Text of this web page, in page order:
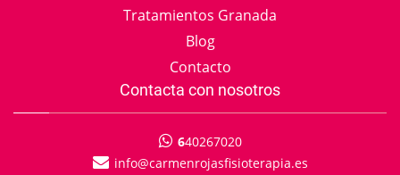
Tratamientos Granada
Blog
Contacto
Contacta con nosotros
640267020
info
carmenrojasfisioterapia.es